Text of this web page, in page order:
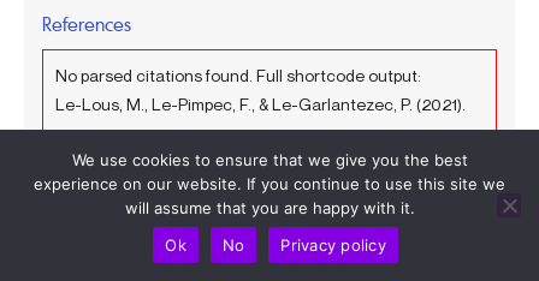
References
No parsed citations found. Full shortcode output:
Le-Lous, M., Le-Pimpec, F., & Le-Garlantezec, P. (2021).
biomédicale des dispositifs médicaux.IRBM News,
(2), 71–76.https://pmc.ncbi.nlm.nih.gov/articles/PM
We use cookies to ensure that we give you the best
experience on our website. If you continue to use this site we
will assume that you are happy with it.
Ok
No Privacy policy